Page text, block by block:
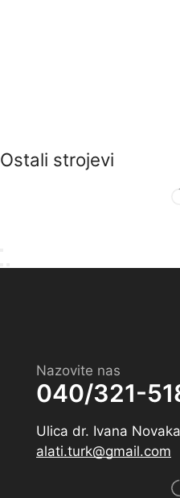
Ostali strojevi
Nazovite nas
040/321-
Ulica dr. Ivana
alati.turk@gmail.com